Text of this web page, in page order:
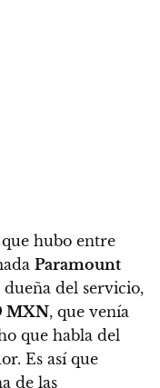
hubo entre
Paramount
del servicio,
MXN, que venía
que habla del
Es así que
de las